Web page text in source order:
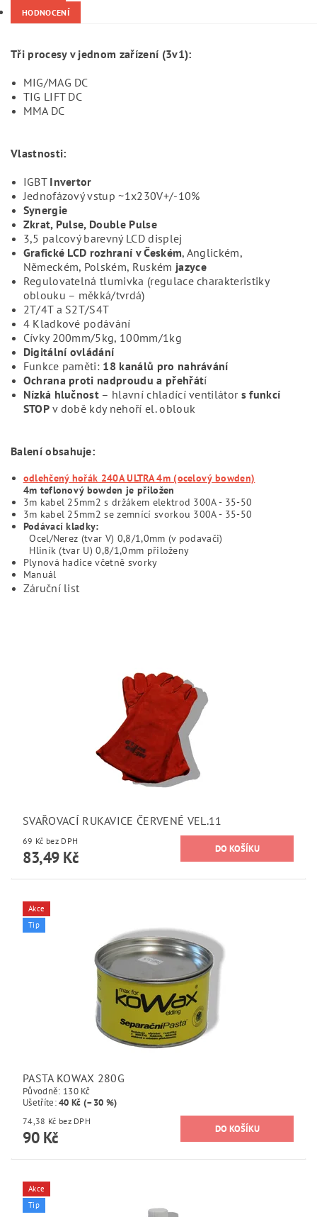
HODNOCENÍ
Tři procesy v jednom zařízení (3v1):
MIG/MAG DC
TIG LIFT DC
MMA DC
Vlastnosti:
IGBT Invertor
Jednofázový vstup ~1x230V+/-10%
Synergie
Zkrat, Pulse, Double Pulse
3,5 palcový barevný LCD displej
Grafické LCD rozhraní v Českém, Anglickém,
Německém, Polském, Ruském jazyce
Regulovatelná tlumivka (regulace charakteristiky
oblouku – měkká/tvrdá)
2T/4T a S2T/S4T
4 Kladkové podávání
Cívky 200mm/5kg, 100mm/1kg
Digitální ovládání
Funkce paměti: 18 kanálů pro nahrávání
Ochrana proti nadproudu a přehřátí
Nízká hlučnost – hlavní chladící ventilátors funkcí
STOPv době kdy nehoří el. oblouk
Balení obsahuje:
odlehčený hořák 240A ULTRA 4m (ocelový bowden)
4m teflonový bowden je přiložen
3m kabel 25mm2 s držákem elektrod 300A - 35-50
3m kabel 25mm2 se zemnící svorkou 300A - 35-50
Podávací kladky:
Ocel/Nerez (tvar V) 0,8/1,0mm (v podavači)
Hliník (tvar U) 0,8/1,0mm přiloženy
Plynová hadice včetně svorky
Manuál
Záruční list
SVAŘOVACÍ RUKAVICE ČERVENÉ VEL.11
69 Kč bez DPH
83,49 Kč
Akce
Tip
PASTA KOWAX 280G
Původně: 130 Kč
Ušetříte:40 Kč (–30 %)
74,38 Kč bez DPH
90 Kč
Akce
Tip